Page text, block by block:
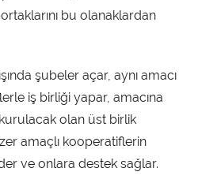
bu olanaklardan
şubeler açar, aynı amacı
iş birliği yapar, amacına
olan üst birlik
amaçlı kooperatiflerin
ve onlara destek sağlar.